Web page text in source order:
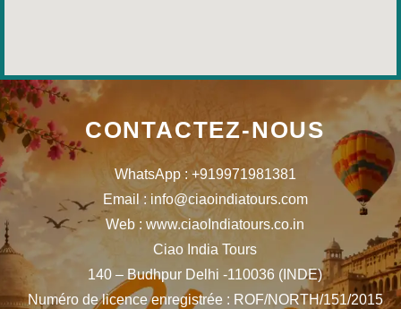
CONTACTEZ-NOUS
WhatsApp : +919971981381
Email : info@ciaoindiatours.com
Web : www.ciaoIndiatours.co.in
Ciao India Tours
140 – Budhpur Delhi -110036 (INDE)
Numéro de licence enregistrée : ROF/NORTH/151/2015